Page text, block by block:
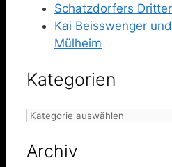
Schatzdorfers
Kai Beisswenger
Mülheim
Kategorien
Kategorien
Archiv